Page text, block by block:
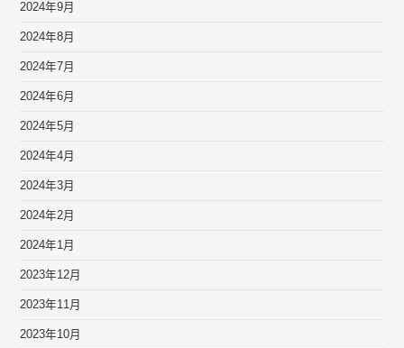
2024年9月
2024年8月
2024年7月
2024年6月
2024年5月
2024年4月
2024年3月
2024年2月
2024年1月
2023年12月
2023年11月
2023年10月